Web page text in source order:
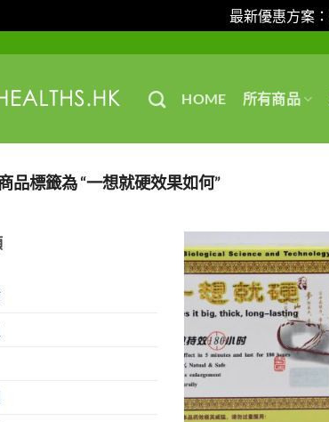
最新優惠方案
HOME 所有商品
品標籤為 “一想就硬效果如何”